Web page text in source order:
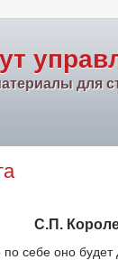
для
С.П.
себе оно будет